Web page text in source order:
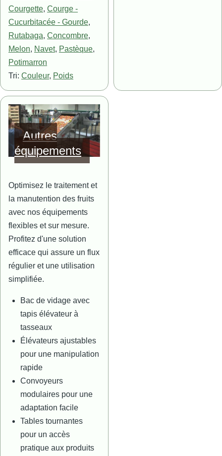
Courgette, Courge -
Cucurbitacée - Gourde,
Rutabaga, Concombre,
Melon, Navet, Pastèque,
Potimarron
Tri: Couleur, Poids
Image
Autres
équipements
Optimisez le traitement et
la manutention des fruits
avec nos équipements
flexibles et sur mesure.
Profitez d'une solution
efficace qui assure un flux
régulier et une utilisation
simplifiée.
Bac de vidage avec
tapis élévateur à
tasseaux
Élévateurs ajustables
pour une manipulation
rapide
Convoyeurs
modulaires pour une
adaptation facile
Tables tournantes
pour un accès
pratique aux produits